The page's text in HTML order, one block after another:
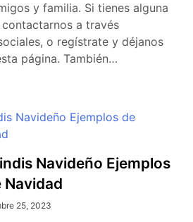
y familia. Si tienes alguna
a través
o regístrate y déjanos
página. También…
Navideño Ejemplos
Navidad
25, 2023